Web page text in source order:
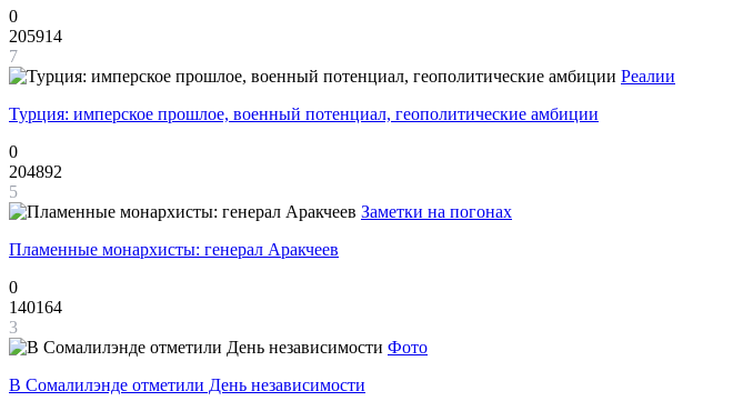
0
205914
7
Реалии
Турция: имперское прошлое, военный потенциал, геополитические амбиции
0
204892
5
Заметки на погонах
Пламенные монархисты: генерал Аракчеев
0
140164
3
Фото
В Сомалилэнде отметили День независимости